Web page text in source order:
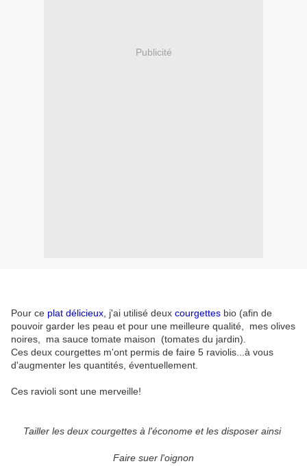
Publicité
Pour ce plat délicieux , j'ai utilisé deux courgettes bio (afin de
pouvoir garder les peau et pour une meilleure qualité, mes olives
noires, ma sauce tomate maison (tomates du jardin).
Ces deux courgettes m'ont permis de faire 5 raviolis...à vous
d'augmenter les quantités, éventuellement.
Ces ravioli sont une merveille!
Tailler les deux courgettes à l'économe et les disposer ainsi
Faire suer l'oignon